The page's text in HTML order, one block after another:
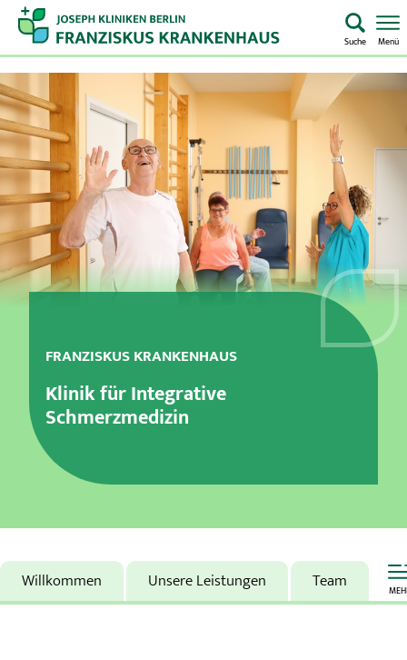
Suche Menü
Startseite
Home
Notaufnahme
Kliniken & Zentren
Aufenthalt & Besuch
Karriere
Veranstaltungen
Presse
FRANZISKUS KRANKENHAUS
Klinik für Integrative
Schmerzmedizin
Willkommen Unsere Leistungen Team